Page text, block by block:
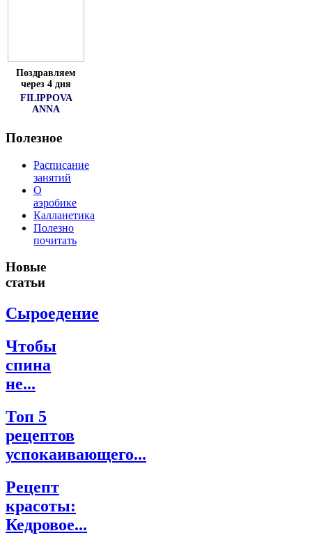
Поздравляем
через 4 дня
FILIPPOVA
ANNA
Полезное
Расписание
занятий
О
аэробике
Калланетика
Полезно
почитать
Новые
статьи
Сыроедение
Чтобы
спина
не...
Топ 5
рецептов
успокаивающего...
Рецепт
красоты:
Кедровое...